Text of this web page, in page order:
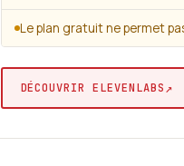
Le plan gratuit ne permet
DÉCOUVRIR ELEVENLABS↗